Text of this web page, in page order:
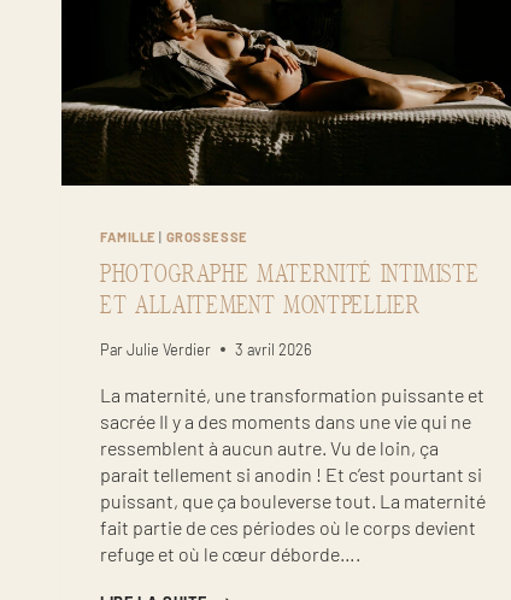
FAMILLE GROSSESSE
PHOTOGRAPHE MATERNITÉ INTIMISTE
ET ALLAITEMENT MONTPELLIER
ParJulie Verdier 3 avril 2026
La maternité, une transformation puissante et
sacrée Il y a des moments dans une vie qui ne
ressemblent à aucun autre. Vu de loin, ça
parait tellement si anodin ! Et c’est pourtant si
puissant, que ça bouleverse tout. La maternité
fait partie de ces périodes où le corps devient
refuge et où le cœur déborde….